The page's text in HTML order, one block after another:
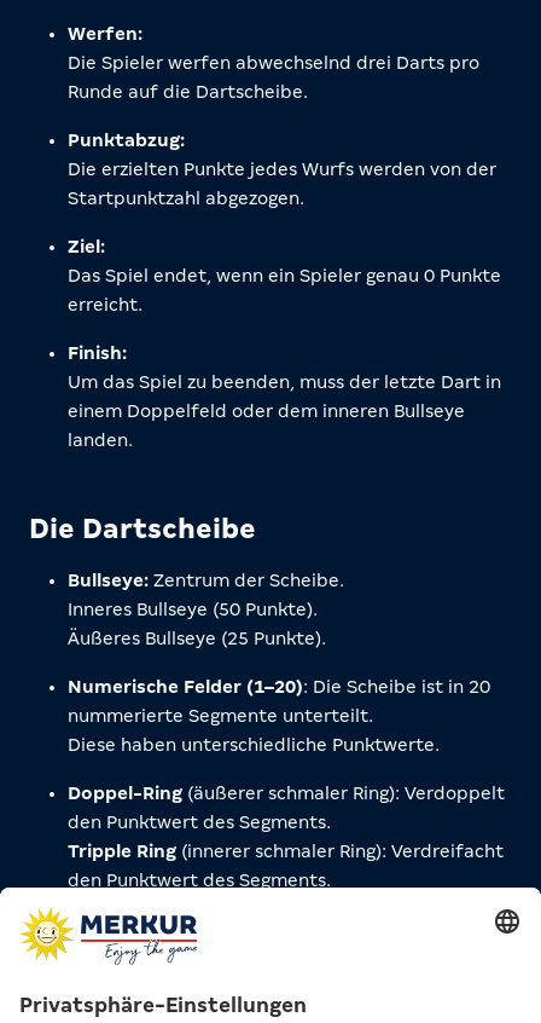
Werfen:
Die Spieler werfen abwechselnd drei Darts pro
Runde auf die Dartscheibe.
Punktabzug:
Die erzielten Punkte jedes Wurfs werden von der
Startpunktzahl abgezogen.
Ziel:
Das Spiel endet, wenn ein Spieler genau 0 Punkte
erreicht.
Finish:
Um das Spiel zu beenden, muss der letzte Dart in
einem Doppelfeld oder dem inneren Bullseye
landen.
Die Dartscheibe
Bullseye: Zentrum der Scheibe.
Inneres Bullseye (50 Punkte).
Äußeres Bullseye (25 Punkte).
Numerische Felder (1–20): Die Scheibe ist in 20
nummerierte Segmente unterteilt.
Diese haben unterschiedliche Punktwerte.
Doppel-Ring (äußerer schmaler Ring): Verdoppelt
den Punktwert des Segments.
Tripple Ring (innerer schmaler Ring): Verdreifacht
den Punktwert des Segments.
Abstand zur Scheibe:
237 cm von der Abwurflinie
zur Scheibe
Höhe der Scheibe: 173 cm vom Boden bis zum